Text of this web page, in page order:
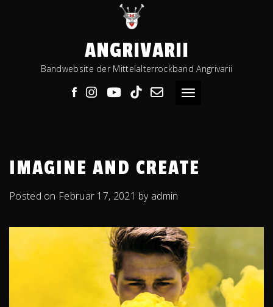
ANGRIVARII
Bandwebsite der Mittelalterrockband Angrivarii
Toggle navigation
IMAGINE AND CREATE
Posted on Februar 17, 2021 by admin